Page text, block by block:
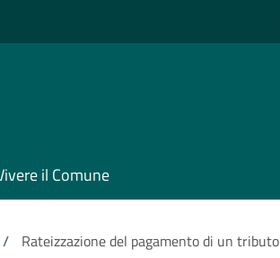
il Comune
/ Rateizzazione del pagamento di un tributo